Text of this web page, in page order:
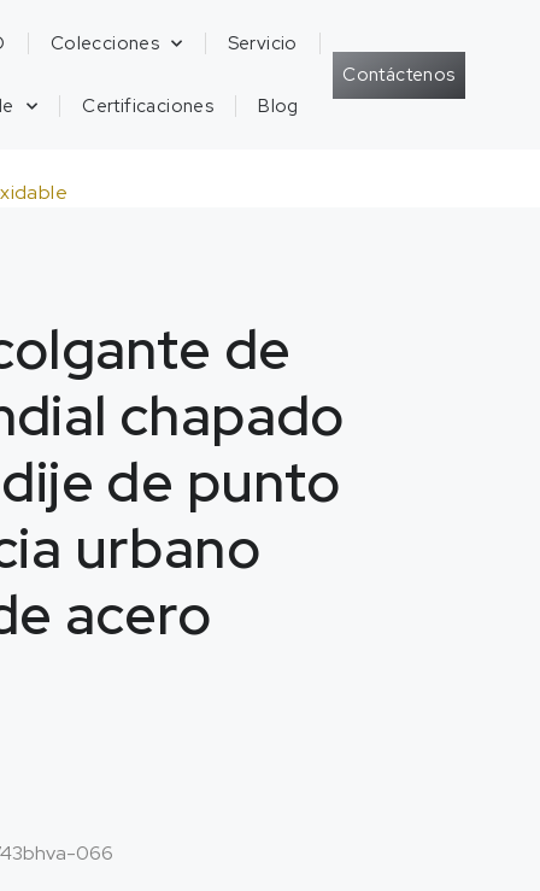
Colecciones Servicio
Certificaciones Blog
Contáctenos
de
chapado
de punto
urbano
acero
066